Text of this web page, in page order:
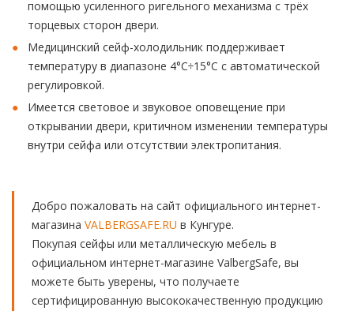
помощью усиленного ригельного механизма с трёх
торцевых сторон двери.
Медицинский сейф-холодильник поддерживает
температуру в диапазоне 4°С÷15°С с автоматической
регулировкой.
Имеется световое и звуковое оповещение при
открывании двери, критичном изменении температуры
внутри сейфа или отсутствии электропитания.
Добро пожаловать на сайт официального интернет-
магазина VALBERGSAFE.RU в Кунгуре.
Покупая сейфы или металлическую мебель в
официальном интернет-магазине ValbergSafe, вы
можете быть уверены, что получаете
сертифицированную высококачественную продукцию